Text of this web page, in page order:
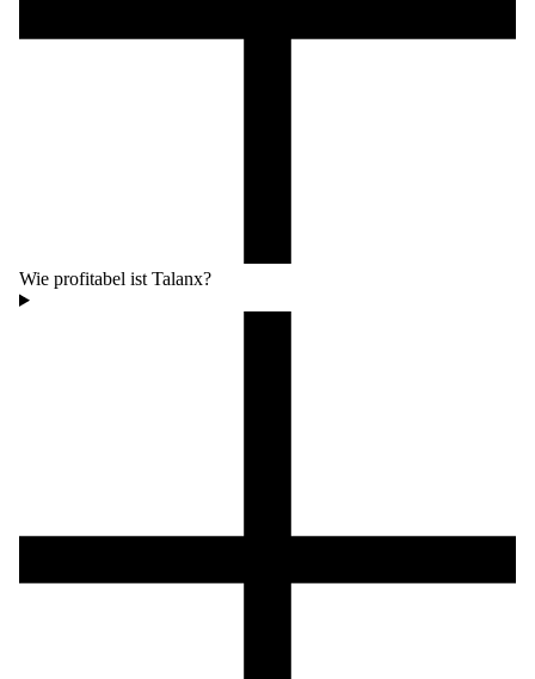
Wie profitabel ist Talanx?